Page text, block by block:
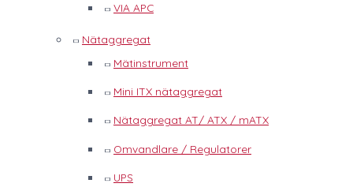
VIA APC
Nätaggregat
Mätinstrument
Mini ITX nätaggregat
Nätaggregat AT/ ATX / mATX
Omvandlare / Regulatorer
UPS